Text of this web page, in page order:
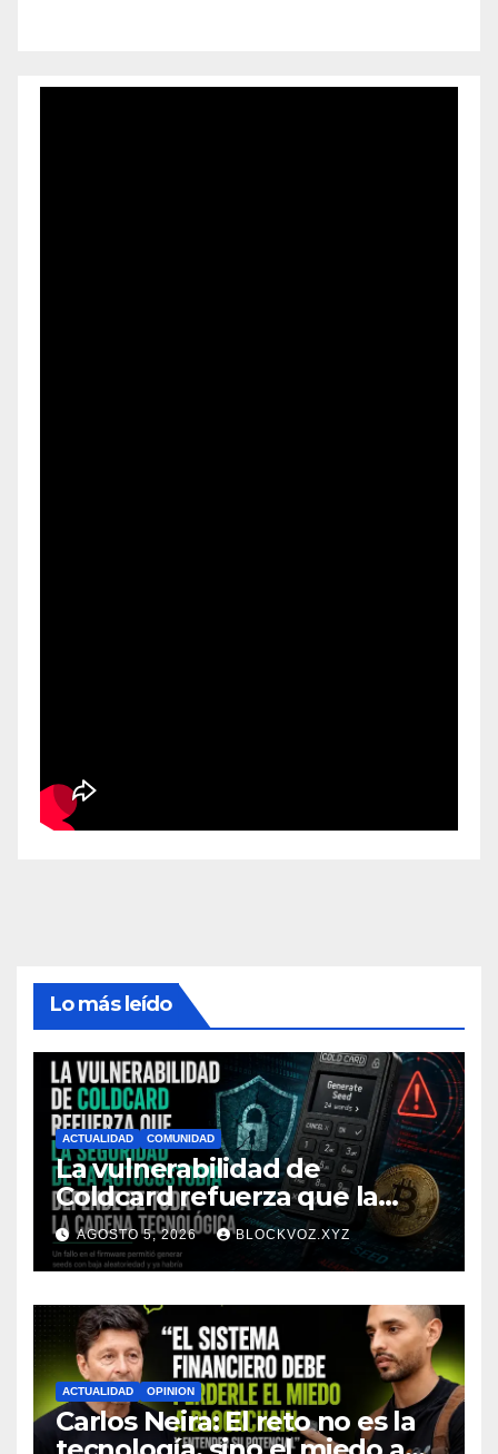
Lo más leído
ACTUALIDAD COMUNIDAD
La vulnerabilidad de
Coldcard refuerza que la
seguridad de la autocustodia
depende de toda la cadena
tecnológica, afirma CoinEx
Research
AGOSTO 5, 2026 BLOCKVOZ.XYZ
ACTUALIDAD OPINION
Carlos Neira: El reto no es la